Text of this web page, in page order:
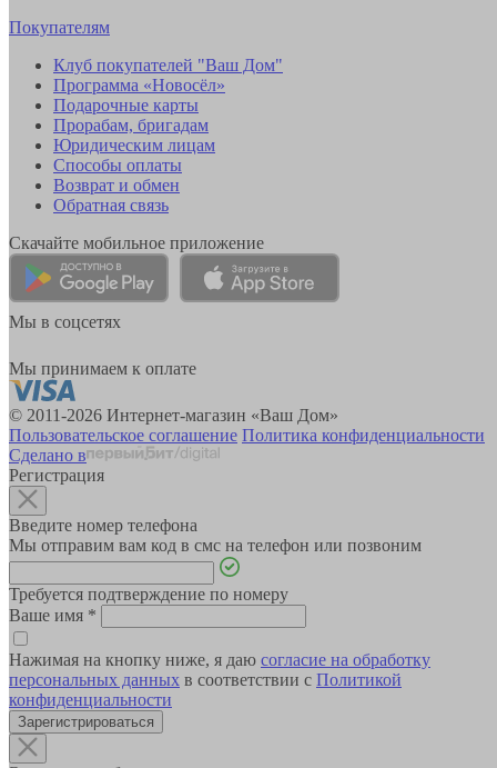
Покупателям
Клуб покупателей "Ваш Дом"
Программа «Новосёл»
Подарочные карты
Прорабам, бригадам
Юридическим лицам
Способы оплаты
Возврат и обмен
Обратная связь
Скачайте мобильное приложение
Мы в соцсетях
Мы принимаем к оплате
© 2011-2026 Интернет-магазин «Ваш Дом»
Пользовательское соглашение Политика конфиденциальности
Сделано в
Регистрация
Введите номер телефона
Мы отправим вам код в смс на телефон или позвоним
Требуется подтверждение по номеру
Ваше имя *
Нажимая на кнопку ниже, я даю согласие на обработку
персональных данных в соответствии с Политикой
конфиденциальности
Зарегистрироваться